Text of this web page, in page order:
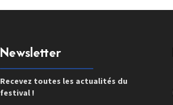
Newsletter
Recevez toutes les actualités du
festival !